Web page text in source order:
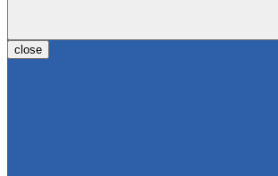
close